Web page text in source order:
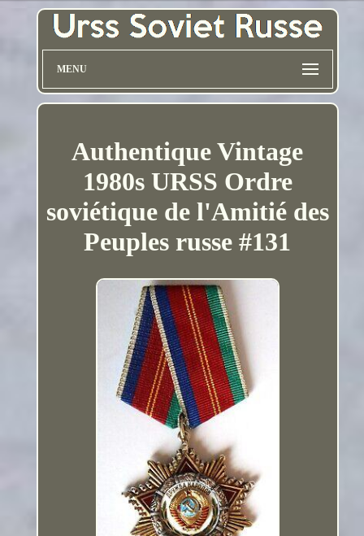
MENU
Authentique Vintage
1980s URSS Ordre
soviétique de l'Amitié des
Peuples russe #131